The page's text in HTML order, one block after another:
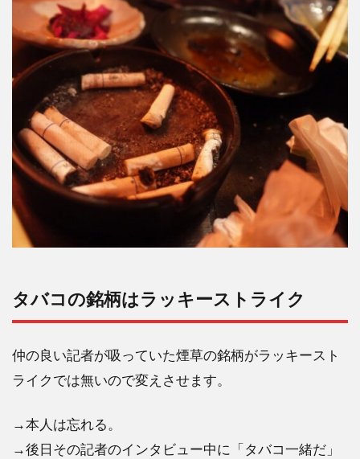
タバコの銘柄はラッキーストライク
仲の良い記者が吸っていた煙草の銘柄がラッキースト
ライクでは無いので変えさせます。
→本人は忘れる。
→後日その記者のインタビュー中に「タバコ一緒だ」